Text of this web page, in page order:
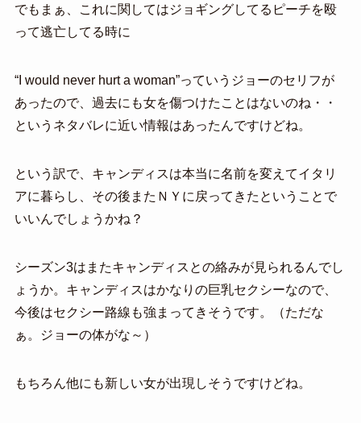
でもまぁ、これに関してはジョギングしてるピーチを殴
って逃亡してる時に
“I would never hurt a woman”っていうジョーのセリフが
あったので、過去にも女を傷つけたことはないのね・・
というネタバレに近い情報はあったんですけどね。
という訳で、キャンディスは本当に名前を変えてイタリ
アに暮らし、その後またＮＹに戻ってきたということで
いいんでしょうかね？
シーズン3はまたキャンディスとの絡みが見られるんでし
ょうか。キャンディスはかなりの巨乳セクシーなので、
今後はセクシー路線も強まってきそうです。（ただな
ぁ。ジョーの体がな～）
もちろん他にも新しい女が出現しそうですけどね。